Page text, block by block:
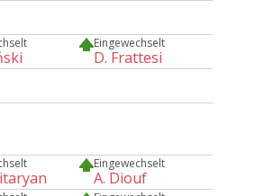
Eingewechselt
D. Frattesi
Eingewechselt
A. Diouf